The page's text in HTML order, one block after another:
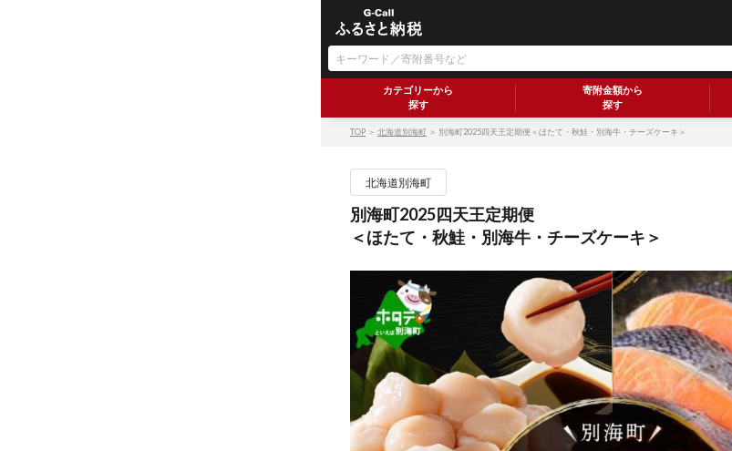
カテゴリーから
探す
寄附金額から
探す
TOP ＞ 北海道別海町 ＞ 別海町2025四天王定期便＜ほたて・秋鮭・別海牛・チーズケーキ＞
北海道別海町
別海町2025四天王定期便
＜ほたて・秋鮭・別海牛・チーズケーキ＞